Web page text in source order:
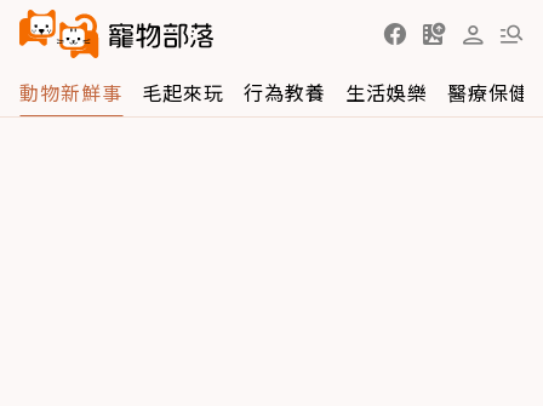
動物新鮮事 毛起來玩 行為教養 生活娛樂 醫療保健